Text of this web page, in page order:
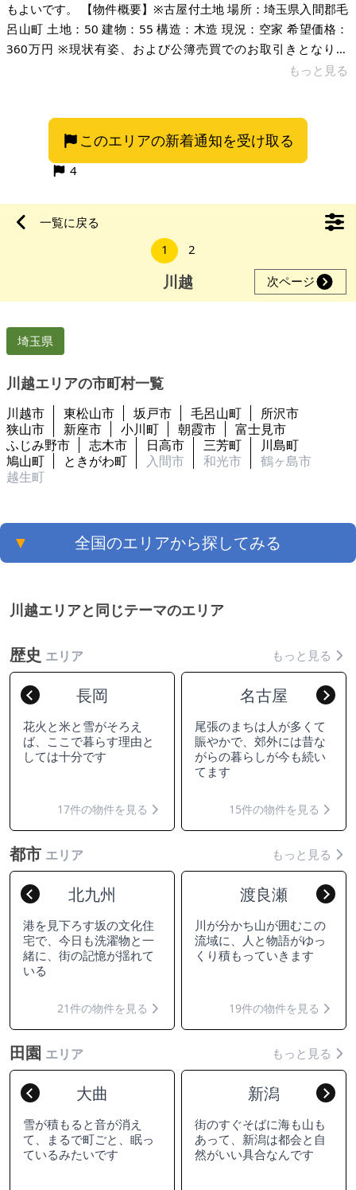
もよいです。 【物件概要】※古屋付土地 場所：埼玉県入間郡毛
呂山町 土地：50 建物：55 構造：木造 現況：空家 希望価格：
360万円 ※現状有姿、および公簿売買でのお取引きとなりま
もっと見る
このエリアの新着通知を受け取る
4
一覧に戻る
1
2
川越 次ページ
埼玉県
川越エリアの市町村一覧
川越市 東松山市 坂戸市 毛呂山町
所沢市
狭山市
新座市 小川町 朝霞市
富士見市
ふじみ野市
志木市 日高市 三芳町
川島町
鳩山町
ときがわ町 入間市 和光市
鶴ヶ島市
越生町
▼ 全国のエリアから探してみる
川越エリアと同じテーマのエリア
歴史 エリア もっと見る
Previous長岡
花火と米と雪がそろえ
ば、ここで暮らす理由と
しては十分です
17件の物件を見る
名古屋
尾張のまちは人が多くて
賑やかで、郊外には昔な
がらの暮らしが今も続い
てます
15件の物件を見る
都市 エリア もっと見る
Previous北九州
港を見下ろす坂の文化住
宅で、今日も洗濯物と一
緒に、街の記憶が揺れて
いる
21件の物件を見る
渡良瀬
川が分かち山が囲むこの
流域に、人と物語がゆっ
くり積もっていきます
19件の物件を見る
田園 エリア もっと見る
Previous大曲
雪が積もると音が消え
て、まるで町ごと、眠っ
ているみたいです
新潟
街のすぐそばに海も山も
あって、新潟は都会と自
然がいい具合なんです